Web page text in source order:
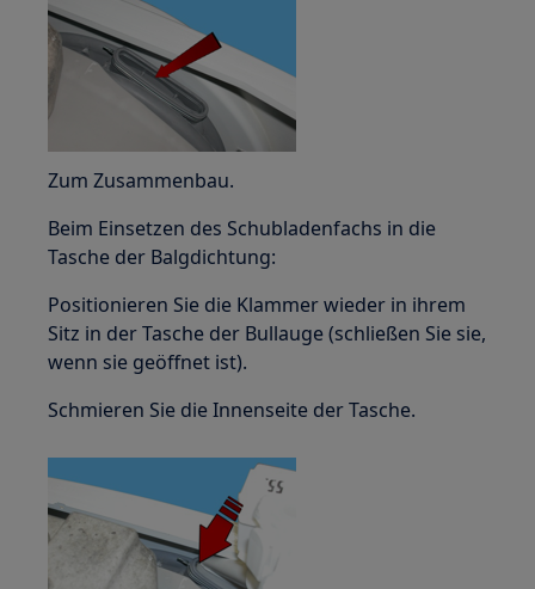
Zum Zusammenbau.
Beim Einsetzen des Schubladenfachs in die
Tasche der Balgdichtung:
Positionieren Sie die Klammer wieder in ihrem
Sitz in der Tasche der Bullauge (schließen Sie sie,
wenn sie geöffnet ist).
Schmieren Sie die Innenseite der Tasche.